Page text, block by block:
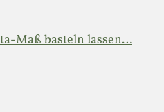
Maß basteln lassen…